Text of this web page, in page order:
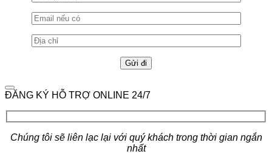
ĐĂNG KÝ HỖ TRỢ ONLINE 24/7
Chúng tôi sẽ liên lạc lại với quý khách trong thời gian ngắn
nhất